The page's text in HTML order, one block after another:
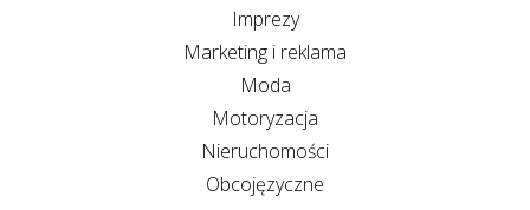
Imprezy
Marketing i reklama
Moda
Motoryzacja
Nieruchomości
Obcojęzyczne